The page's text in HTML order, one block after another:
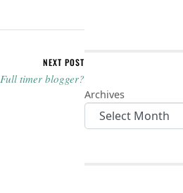
NEXT POST
Full timer blogger?
Archives